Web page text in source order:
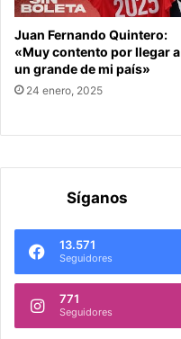
Juan Fernando Quintero:
«Muy contento por llegar a
un grande de mi país»
24 enero, 2025
Síganos
13.571
Seguidores
771
Seguidores